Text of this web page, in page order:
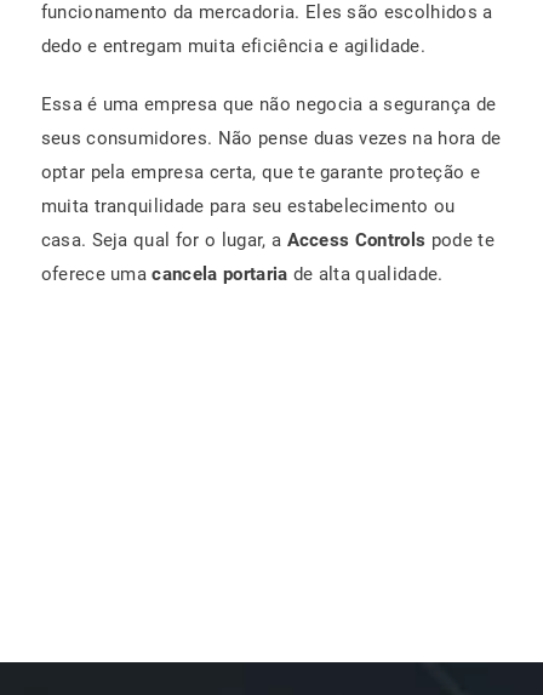
funcionamento da mercadoria. Eles são escolhidos a
dedo e entregam muita eficiência e agilidade.
Essa é uma empresa que não negocia a segurança de
seus consumidores. Não pense duas vezes na hora de
optar pela empresa certa, que te garante proteção e
muita tranquilidade para seu estabelecimento ou
casa. Seja qual for o lugar, a Access Controls pode te
oferece umacancela portaria de alta qualidade.